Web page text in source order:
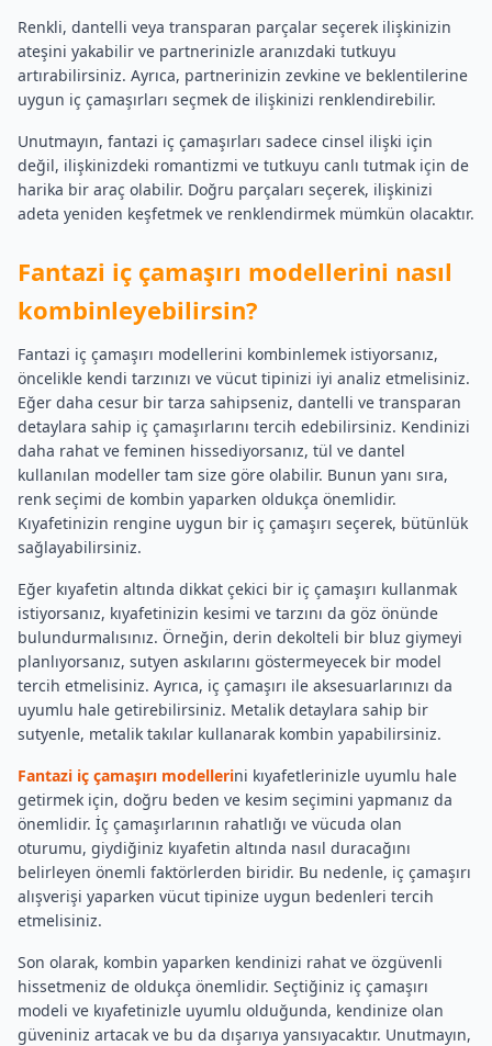
Renkli, dantelli veya transparan parçalar seçerek ilişkinizin
ateşini yakabilir ve partnerinizle aranızdaki tutkuyu
artırabilirsiniz. Ayrıca, partnerinizin zevkine ve beklentilerine
uygun iç çamaşırları seçmek de ilişkinizi renklendirebilir.
Unutmayın, fantazi iç çamaşırları sadece cinsel ilişki için
değil, ilişkinizdeki romantizmi ve tutkuyu canlı tutmak için de
harika bir araç olabilir. Doğru parçaları seçerek, ilişkinizi
adeta yeniden keşfetmek ve renklendirmek mümkün olacaktır.
Fantazi iç çamaşırı modellerini nasıl
kombinleyebilirsin?
Fantazi iç çamaşırı modellerini kombinlemek istiyorsanız,
öncelikle kendi tarzınızı ve vücut tipinizi iyi analiz etmelisiniz.
Eğer daha cesur bir tarza sahipseniz, dantelli ve transparan
detaylara sahip iç çamaşırlarını tercih edebilirsiniz. Kendinizi
daha rahat ve feminen hissediyorsanız, tül ve dantel
kullanılan modeller tam size göre olabilir. Bunun yanı sıra,
renk seçimi de kombin yaparken oldukça önemlidir.
Kıyafetinizin rengine uygun bir iç çamaşırı seçerek, bütünlük
sağlayabilirsiniz.
Eğer kıyafetin altında dikkat çekici bir iç çamaşırı kullanmak
istiyorsanız, kıyafetinizin kesimi ve tarzını da göz önünde
bulundurmalısınız. Örneğin, derin dekolteli bir bluz giymeyi
planlıyorsanız, sutyen askılarını göstermeyecek bir model
tercih etmelisiniz. Ayrıca, iç çamaşırı ile aksesuarlarınızı da
uyumlu hale getirebilirsiniz. Metalik detaylara sahip bir
sutyenle, metalik takılar kullanarak kombin yapabilirsiniz.
Fantazi iç çamaşırı modellerini kıyafetlerinizle uyumlu hale
getirmek için, doğru beden ve kesim seçimini yapmanız da
önemlidir. İç çamaşırlarının rahatlığı ve vücuda olan
oturumu, giydiğiniz kıyafetin altında nasıl duracağını
belirleyen önemli faktörlerden biridir. Bu nedenle, iç çamaşırı
alışverişi yaparken vücut tipinize uygun bedenleri tercih
etmelisiniz.
Son olarak, kombin yaparken kendinizi rahat ve özgüvenli
hissetmeniz de oldukça önemlidir. Seçtiğiniz iç çamaşırı
modeli ve kıyafetinizle uyumlu olduğunda, kendinize olan
güveniniz artacak ve bu da dışarıya yansıyacaktır. Unutmayın,